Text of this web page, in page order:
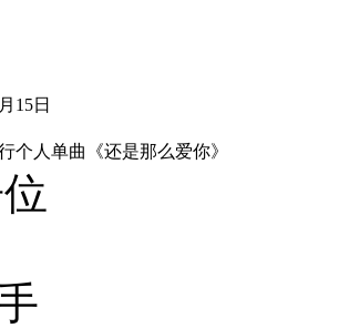
15日
个人单曲《还是那么爱你》